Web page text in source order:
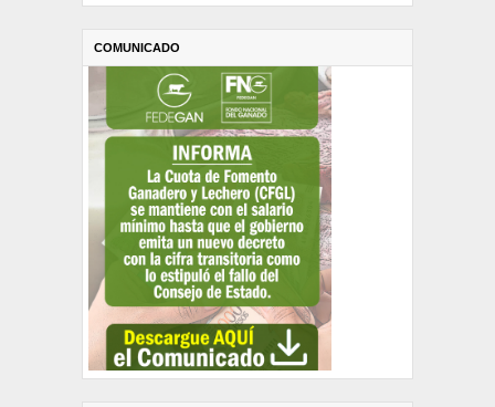
COMUNICADO